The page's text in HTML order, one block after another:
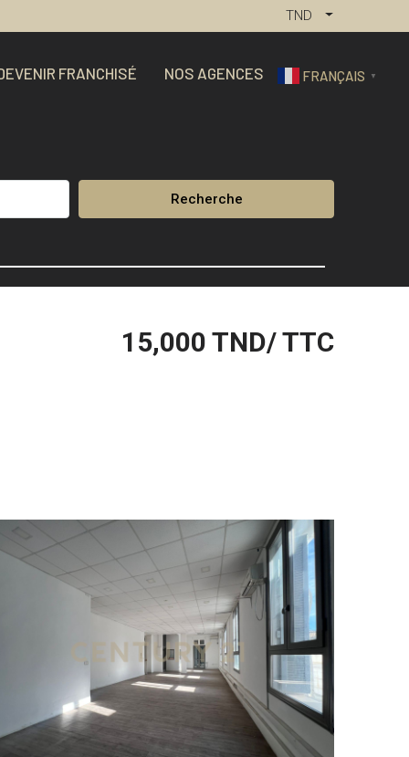
TND
FRANCHISÉ NOS AGENCES FRANÇAIS ▼
Recherche
15,000 TND/ TTC